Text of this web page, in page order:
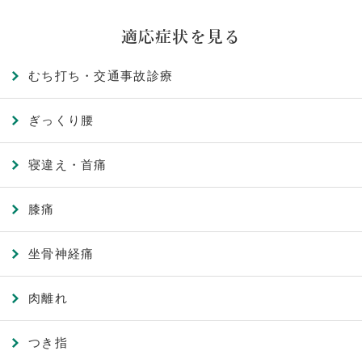
適応症状を見る
むち打ち・交通事故診療
ぎっくり腰
寝違え・首痛
膝痛
坐骨神経痛
肉離れ
つき指